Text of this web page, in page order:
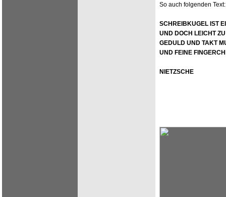
So auch folgenden Text:
SCHREIBKUGEL IST
UND DOCH LEICHT
GEDULD UND TAKT
UND FEINE
NIETZSCHE